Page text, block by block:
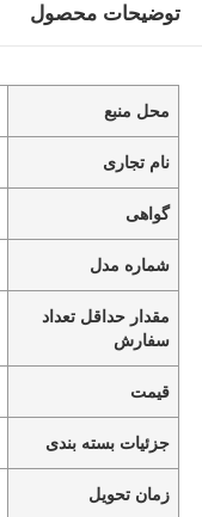
توضیحات محصول
محل منبع
نام تجاری
گواهی
شماره مدل
مقدار حداقل تعداد
سفارش
قیمت
جزئیات بسته بندی
زمان تحویل